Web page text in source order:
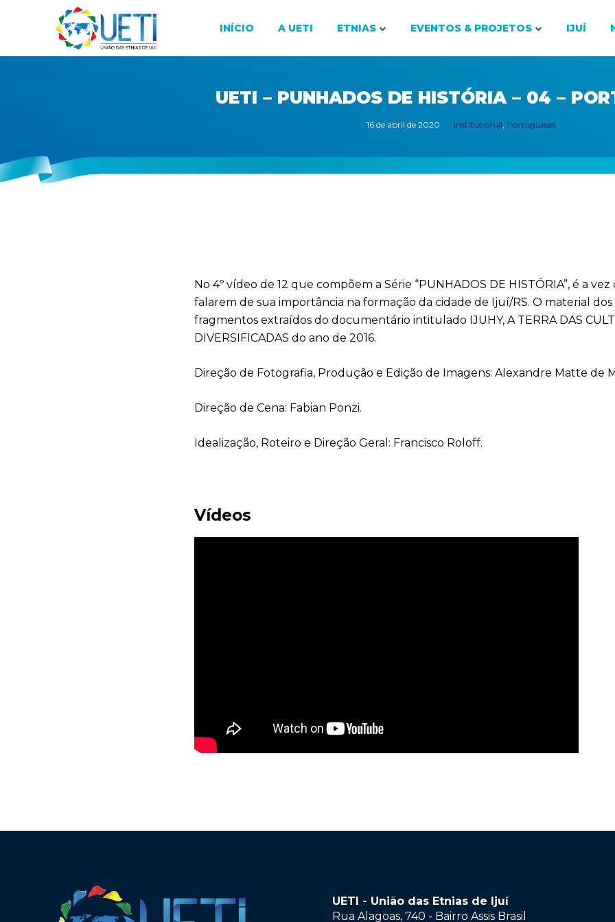
INÍCIO A UETI ETNIAS EVENTOS & PROJETOS IJUÍ
UETI – PUNHADOS DE HISTÓRIA – 04 –
16 de abril de 2020 Institucional Portugueses
No 4º vídeo de 12 que compõem a Série “PUNHADOS DE HISTÓRIA”, é a vez
falarem de sua importância na formação da cidade de Ijuí/RS. O material dos
fragmentos extraídos do documentário intitulado IJUHY, A TERRA DAS
DIVERSIFICADAS do ano de 2016.
Direção de Fotografia, Produção e Edição de Imagens: Alexandre Matte de
Direção de Cena: Fabian Ponzi.
Idealização, Roteiro e Direção Geral: Francisco Roloff.
Vídeos
UETI - União das Etnias de Ijuí
Rua Alagoas, 740 - Bairro Assis Brasil